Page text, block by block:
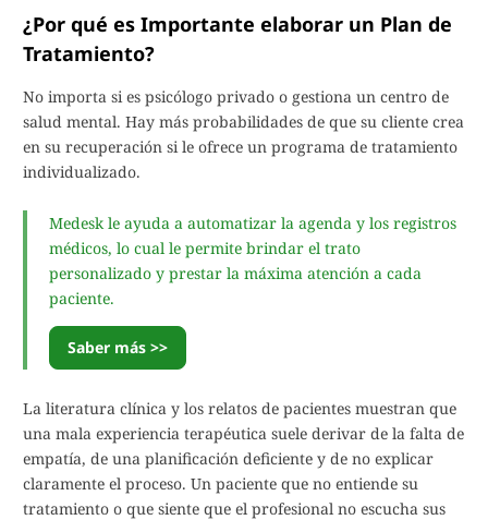
¿Por qué es Importante elaborar un Plan de
Tratamiento?
No importa si es psicólogo privado o gestiona un centro de
salud mental. Hay más probabilidades de que su cliente crea
en su recuperación si le ofrece un programa de tratamiento
individualizado.
Medesk le ayuda a automatizar la agenda y los registros
médicos, lo cual le permite brindar el trato
personalizado y prestar la máxima atención a cada
paciente.
Saber más >>
La literatura clínica y los relatos de pacientes muestran que
una mala experiencia terapéutica suele derivar de la falta de
empatía, de una planificación deficiente y de no explicar
claramente el proceso. Un paciente que no entiende su
tratamiento o que siente que el profesional no escucha sus